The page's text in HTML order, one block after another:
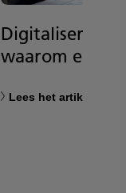
Digitaliseren:
waarom en
Lees het artikel